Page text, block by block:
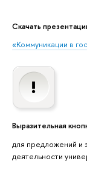
Скачать
«Коммуникации в
Выразительная
для предложений и
деятельности